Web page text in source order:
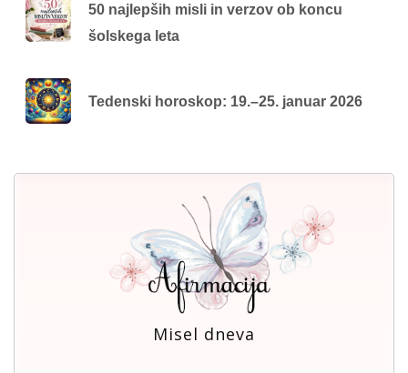
50 najlepših misli in verzov ob koncu
šolskega leta
Tedenski horoskop: 19.–25. januar 2026
Misel dneva